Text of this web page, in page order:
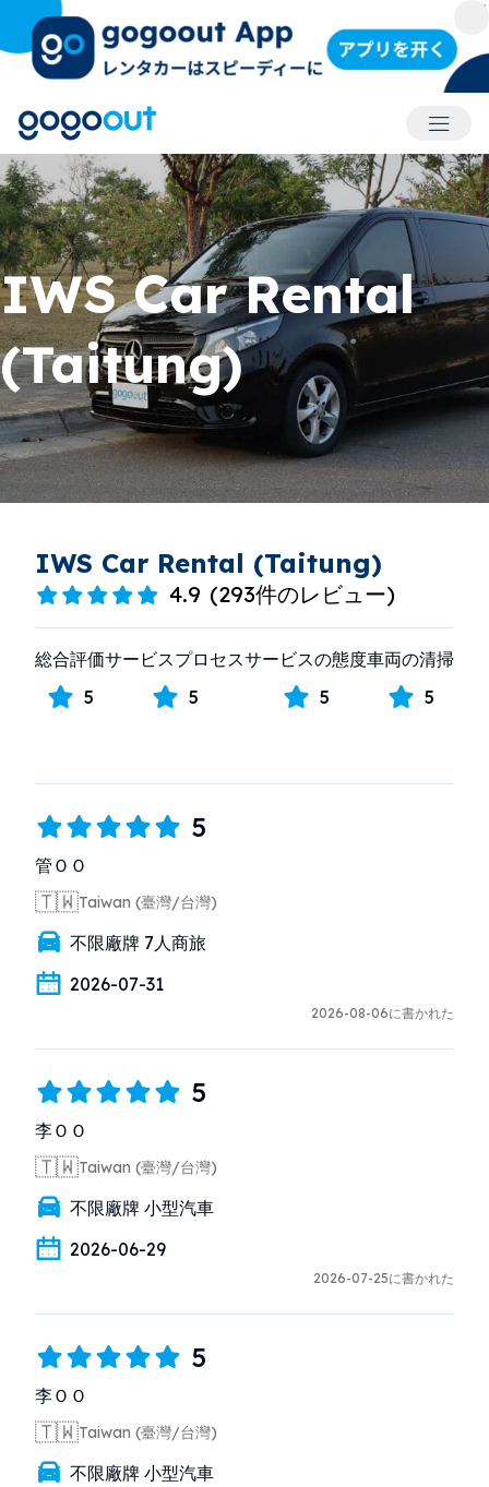
アカウ
IWS Car Rental
(Taitung)
IWS Car Rental (Taitung)
4.9 (293件のレビュー)
総合評価
5
サービスプロセス
5
サービスの態度
5
車両の清掃
5
5
管ＯＯ
🇹🇼Taiwan (臺灣/台灣)
不限廠牌 7人商旅
2026-07-31
2026-08-06に書かれた
5
李ＯＯ
🇹🇼Taiwan (臺灣/台灣)
不限廠牌 小型汽車
2026-06-29
2026-07-25に書かれた
5
李ＯＯ
🇹🇼Taiwan (臺灣/台灣)
不限廠牌 小型汽車